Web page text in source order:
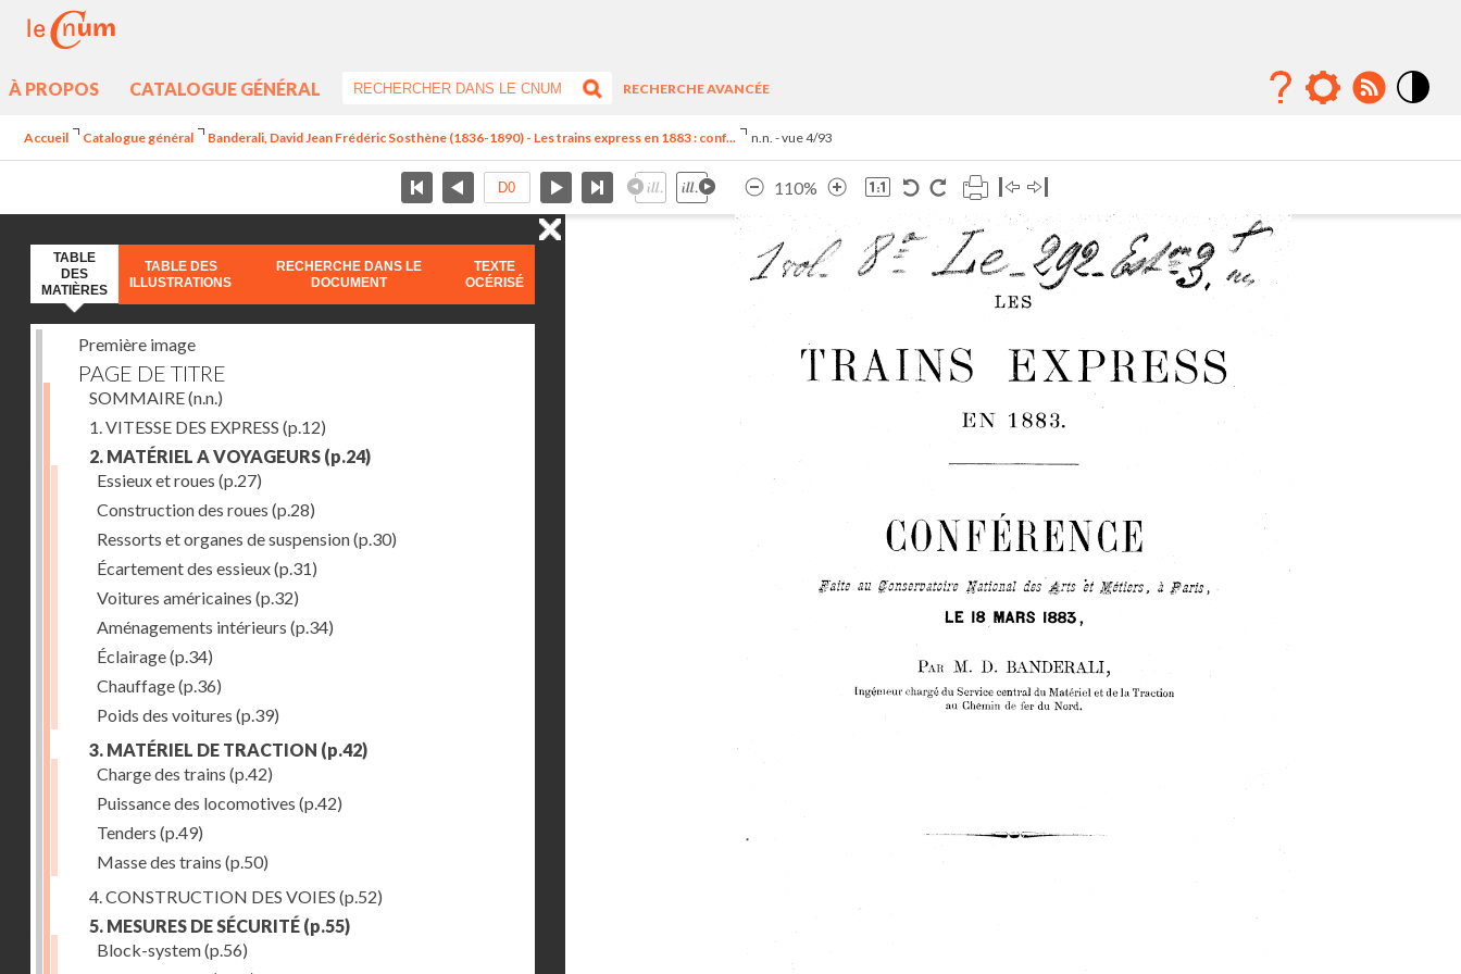
À PROPOS CATALOGUE GÉNÉRAL
RECHERCHE AVANCÉE
Accueil Catalogue général Banderali, David Jean Frédéric Sosthène (1836-1890) - Les trains express en 1883 : conf... n.n. - vue 4/93
110%
TABLE
DES
MATIÈRES
TABLE DES
ILLUSTRATIONS
RECHERCHE DANS LE
DOCUMENT
TEXTE
OCÉRISÉ
Première image
PAGE DE TITRE
SOMMAIRE(n.n.)
1. VITESSE DES EXPRESS (p.12)
2. MATÉRIEL A VOYAGEURS (p.24)
Essieux et roues (p.27)
Construction des roues (p.28)
Ressorts et organes de suspension(p.30)
Écartement des essieux(p.31)
Voitures américaines (p.32)
Aménagements intérieurs (p.34)
Éclairage(p.34)
Chauffage(p.36)
Poids des voitures (p.39)
3. MATÉRIEL DE TRACTION (p.42)
Charge des trains (p.42)
Puissance des locomotives (p.42)
Tenders (p.49)
Masse des trains (p.50)
4. CONSTRUCTION DES VOIES (p.52)
5. MESURES DE SÉCURITÉ (p.55)
Block-system(p.56)